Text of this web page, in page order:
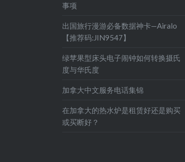
事项
出国旅行漫游必备数据神卡—Airalo
【推荐码:JIN9547】
绿苹果型床头电子闹钟如何转换摄氏
度与华氏度
加拿大中文服务电话集锦
在加拿大的热水炉是租赁好还是购买
或买断好？